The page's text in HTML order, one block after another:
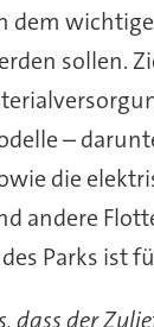
dem
sollen.
–
die
andere
Parks ist
dass der